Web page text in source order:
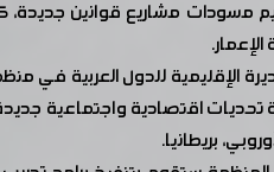
مشاريع قوانين جديدة،
الإقليمية للدول العربية في
تحديات اقتصادية واجتماعية
بريطانيا.